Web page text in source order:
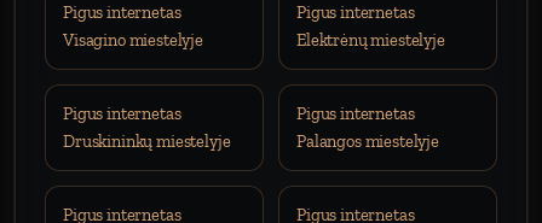
Pigus internetas
Visagino miestelyje
Pigus internetas
Elektrėnų miestelyje
Pigus internetas
Druskininkų miestelyje
Pigus internetas
Palangos miestelyje
Pigus internetas
Pigus internetas